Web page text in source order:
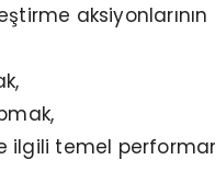
aksiyonlarının
ilgili temel